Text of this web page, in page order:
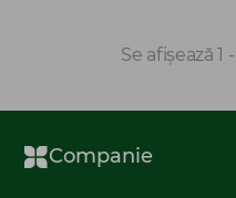
Se afișează 1
Companie